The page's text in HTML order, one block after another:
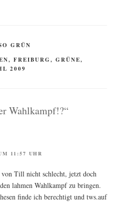
GRÜN
, FREIBURG, GRÜNE,
2009
Wahlkampf!?“
11:57 UHR
Till nicht schlecht, jetzt doch
lah­men Wahl­kampf zu brin­gen.
fin­de ich berech­tigt und tws.auf